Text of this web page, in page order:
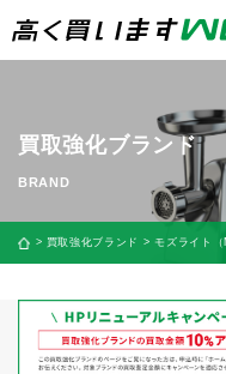
まずはお
査定をご
買
9:00
24時間
買取に関する質問や相
簡単操作！
買取強化ブランド
買取強化ブランド モズライト（